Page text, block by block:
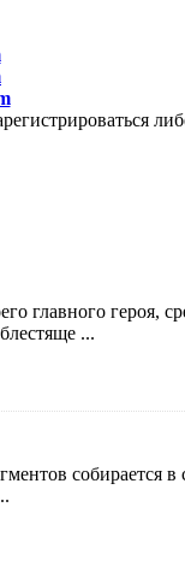
главного героя,
...